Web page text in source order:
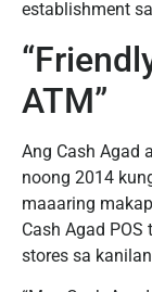
establishment
ATM”
Ang Cash Agad
noong 2014
maaaring
Cash Agad
stores sa